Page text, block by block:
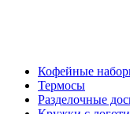
Кофейные
Термосы
Разделочные